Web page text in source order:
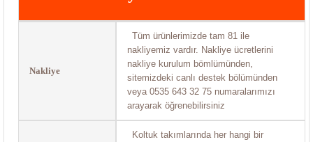
Nakliye
Tüm ürünlerimizde tam 81 ile
nakliyemiz vardır. Nakliye ücretlerini
nakliye kurulum bömlümünden,
sitemizdeki canlı destek bölümünden
veya 0535 643 32 75 numaralarımızı
arayarak öğrenebilirsiniz
Koltuk takımlarında her hangi bir